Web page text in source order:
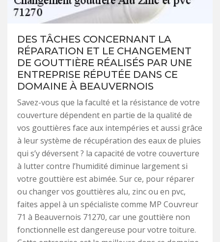
DES TÂCHES CONCERNANT LA
RÉPARATION ET LE CHANGEMENT
DE GOUTTIÈRE RÉALISÉS PAR UNE
ENTREPRISE RÉPUTÉE DANS CE
DOMAINE À BEAUVERNOIS
Savez-vous que la faculté et la résistance de votre
couverture dépendent en partie de la qualité de
vos gouttières face aux intempéries et aussi grâce
à leur système de récupération des eaux de pluies
qui s’y déversent ? la capacité de votre couverture
à lutter contre l’humidité diminue largement si
votre gouttière est abimée. Sur ce, pour réparer
ou changer vos gouttières alu, zinc ou en pvc,
faites appel à un spécialiste comme MP Couvreur
71 à Beauvernois 71270, car une gouttière non
fonctionnelle est dangereuse pour votre toiture.